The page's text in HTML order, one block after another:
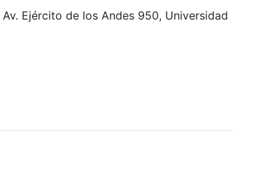
Av. Ejército de los Andes 950, Universidad